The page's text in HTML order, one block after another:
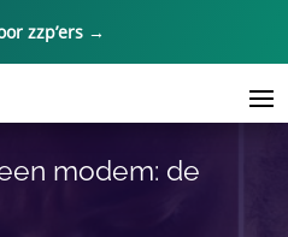
zzp’ers →
modem: de